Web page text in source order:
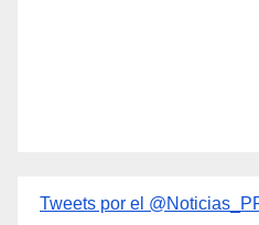
Tweets por el